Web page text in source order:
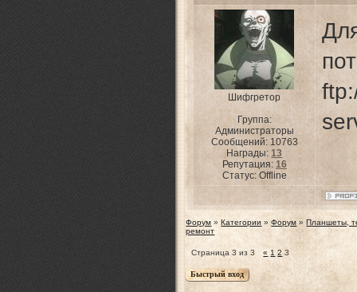
Шифгретор
Группа:
Администраторы
Сообщений: 10763
Награды:13
Репутация: 16
Статус: Offline
Форум » Категории » Форум » Планшеты,
ремонт
Страница3 из3 « 1 2 3